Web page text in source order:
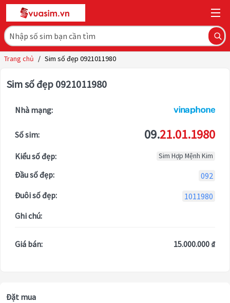
Trang chủ / Sim số đẹp 0921011980
Sim số đẹp 0921011980
Nhà mạng:
Số sim: 09.21.01.1980
Kiểu số đẹp: Sim Hợp Mệnh Kim
Đầu số đẹp:
092
Đuôi số đẹp:
1011980
Ghi chú:
Giá bán: 15.000.000 ₫
Đặt mua